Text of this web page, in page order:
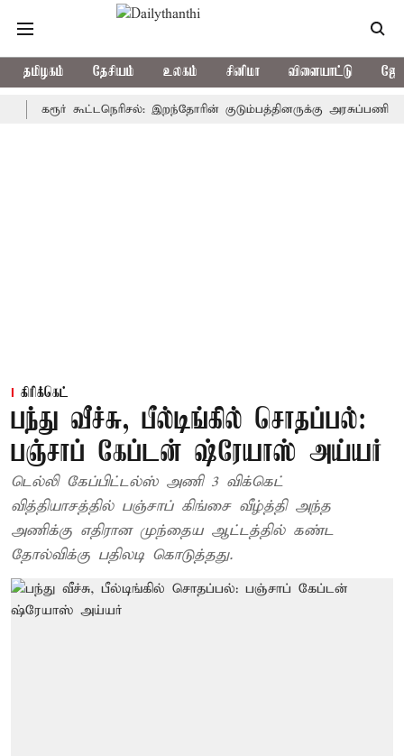
தமிழகம் தேசியம் உலகம் சினிமா விளையாட்டு
கரூர் கூட்டநெரிசல்: இறந்தோரின் குடும்பத்தினருக்கு அரசுப்பணி
கிரிக்கெட்
பந்து வீச்சு, பீல்டிங்கில் சொதப்பல்:
பஞ்சாப் கேப்டன் ஷ்ரேயாஸ் அய்யர்
டெல்லி கேப்பிட்டல்ஸ் அணி 3 விக்கெட்
வித்தியாசத்தில் பஞ்சாப் கிங்சை வீழ்த்தி அந்த
அணிக்கு எதிரான முந்தைய ஆட்டத்தில் கண்ட
தோல்விக்கு பதிலடி கொடுத்தது.